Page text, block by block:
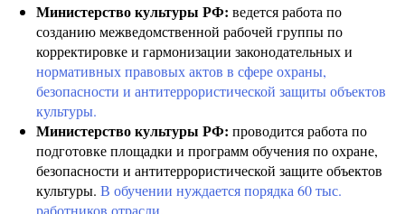
Министерство культуры РФ: ведется работа по
созданию межведомственной рабочей группы по
корректировке и гармонизации законодательных и
нормативных правовых актов в сфере охраны,
безопасности и антитеррористической защиты объектов
культуры.
Министерство культуры РФ: проводится работа по
подготовке площадки и программ обучения по охране,
безопасности и антитеррористической защите объектов
культуры. В обучении нуждается порядка 60 тыс.
работников отрасли.